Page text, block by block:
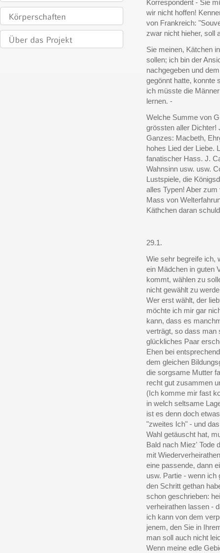
Korrespondent - Sie
wir nicht hoffen!
von Frankreich:
zwar nicht hieher, soll
Sie meinen, Kätchen
sollen; ich bin der
nachgegeben und
gegönnt hatte, konnte
ich müsste die
lernen. -
Welche Summe von
grössten aller Dichter!
Ganzes: Macbeth,
hohes Lied der Liebe.
fanatischer Hass. J.
Wahnsinn usw. usw.
Lustspiele, die
alles Typen! Aber
Mass von
Käthchen daran
29.1.
Wie sehr begreife ich,
ein Mädchen in guten
kommt, wählen zu
nicht gewählt zu
Wer erst wählt, der
möchte ich mir gar
kann, dass es
verträgt, so dass man
glückliches Paar
Ehen bei
dem gleichen
die sorgsame Mutter
recht gut zusammen
(Ich komme mir fast
in welch seltsame
ist es denn doch
"zweites Ich" - und
Wahl getäuscht hat,
Bald nach Miez' Tode
mit
eine passende, dann
usw. Partie - wenn ich
den Schritt gethan
schon geschrieben:
verheirathen lassen -
ich kann von dem
jenem, den Sie in
man soll auch nicht
Wenn meine edle